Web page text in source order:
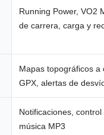
Running Power, VO2
de carrera, carga y
Mapas topográficos a
GPX, alertas de
Notificaciones, control
música MP3